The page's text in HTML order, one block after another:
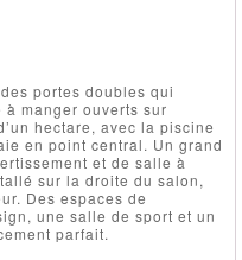
portes doubles qui
manger ouverts sur
hectare, avec la piscine
en point central. Un grand
et de salle à
sur la droite du salon,
Des espaces de
une salle de sport et un
parfait.